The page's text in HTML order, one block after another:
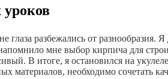
разбежались от
мне выбор кирпича для
В итоге, я остановился на
необходимо сочетать